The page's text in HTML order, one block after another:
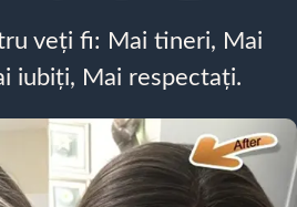
veți fi: Mai tineri, Mai
iubiți, Mai respectați.